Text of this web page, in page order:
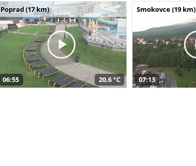
Poprad (17 km)
06:55 20,6 °C
Smokovce (19 km)
07:13